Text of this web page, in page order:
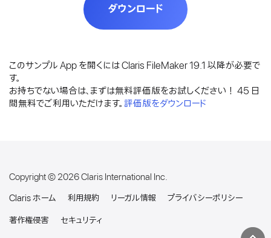
ダウンロード
このサンプル App を開くには Claris FileMaker 19.1 以降が必要で
す。
お持ちでない場合は、まずは無料評価版をお試しください！ 45 日
間無料でご利用いただけます。 評価版をダウンロード
Copyright © 2026 Claris International Inc.
Claris ホーム
利用規約 リーガル情報 プライバシーポリシー
著作権侵害 セキュリティ